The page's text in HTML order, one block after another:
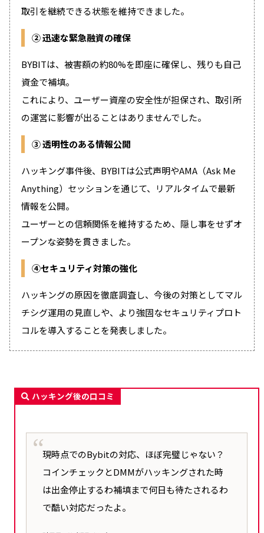
取引を継続できる状態を維持できました。
②迅速な緊急融資の確保
BYBITは、被害額の約80%を即座に確保し、残りも自己
資金で補填。
これにより、ユーザー資産の安全性が担保され、取引所
の運営に影響が出ることはありませんでした。
③透明性のある情報公開
ハッキング事件後、BYBITは公式声明やAMA（Ask Me
Anything）セッションを通じて、リアルタイムで最新
情報を公開。
ユーザーとの信頼関係を維持するため、隠し事をせずオ
ープンな姿勢を貫きました。
④セキュリティ対策の強化
ハッキングの原因を徹底調査し、今後の対策としてマル
チシグ運用の見直しや、より強固なセキュリティプロト
コルを導入することを発表しました。
ハッキング後の口コミ
現時点でのBybitの対応、ほぼ完璧じゃない？
コインチェックとDMMがハッキングされた時
は出金停止するわ補填まで何日も待たされるわ
で酷い対応だったよ。